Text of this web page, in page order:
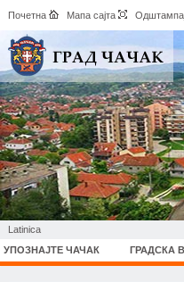
Почетна Мапа сајта
Latinica
УПОЗНАЈТЕ ЧАЧАК
ГРАДСКА